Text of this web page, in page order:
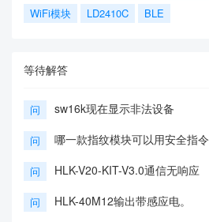
WiFi模块
LD2410C BLE
等待解答
问 sw16k现在显示非法设备
问 哪一款指纹模块可以用安全指令
问 HLK-V20-KIT-V3.0通信无响应
问 HLK-40M12输出带感应电。